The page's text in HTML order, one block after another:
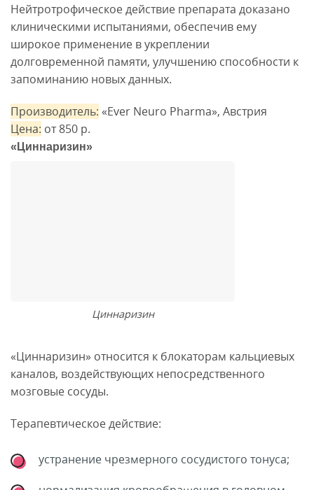
Нейтротрофическое действие препарата доказано
клиническими испытаниями, обеспечив ему
широкое применение в укреплении
долговременной памяти, улучшению способности к
запоминанию новых данных.
Производитель: «Ever Neuro Pharma», Австрия
Цена: от 850 р.
«Циннаризин»
Циннаризин
«Циннаризин» относится к блокаторам кальциевых
каналов, воздействующих непосредственного
мозговые сосуды.
Терапевтическое действие:
устранение чрезмерного сосудистого тонуса;